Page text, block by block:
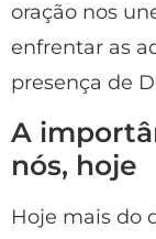
oração nos
enfrentar as
presença de
A
nós, hoje
Hoje mais do